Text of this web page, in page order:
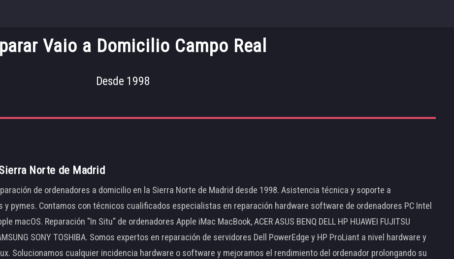
Vaio a Domicilio Campo Real
Desde 1998
Norte de Madrid
de ordenadores a domicilio en la Sierra Norte de Madrid desde 1998. Asistencia técnica y soporte a
pymes. Contamos con técnicos cualificados especialistas en reparación hardware software de ordenadores PC Intel
macOS. Reparación "In Situ" de ordenadores Apple iMac MacBook, ACER ASUS BENQ DELL HP HUAWEI FUJITSU
SONY TOSHIBA. Somos expertos en reparación de servidores Dell PowerEdge y HP ProLiant a nivel hardware y
Solucionamos cualquier incidencia hardware o software y mejoramos el rendimiento del ordenador prolongando su